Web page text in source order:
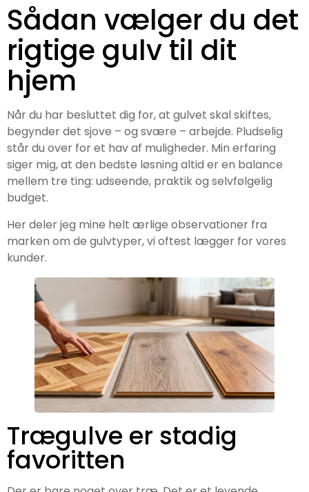
Sådan vælger du det
rigtige gulv til dit
hjem
Når du har besluttet dig for, at gulvet skal skiftes,
begynder det sjove – og svære – arbejde. Pludselig
står du over for et hav af muligheder. Min erfaring
siger mig, at den bedste løsning altid er en balance
mellem tre ting: udseende, praktik og selvfølgelig
budget.
Her deler jeg mine helt ærlige observationer fra
marken om de gulvtyper, vi oftest lægger for vores
kunder.
Trægulve er stadig
favoritten